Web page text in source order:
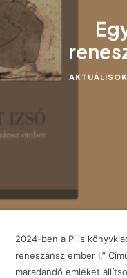
AKTUÁLISOK
2024-ben a Pilis
reneszánsz ember I.”
maradandó emléket